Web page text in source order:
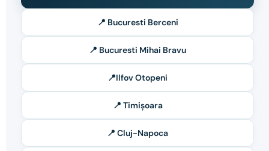
📍 Bucuresti Berceni
📍 Bucuresti Mihai Bravu
📍Ilfov Otopeni
📍 Timișoara
📍 Cluj-Napoca